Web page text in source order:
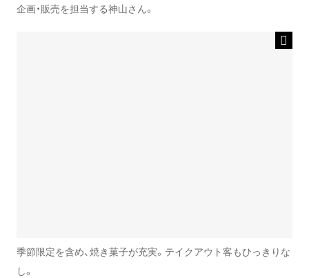
企画・販売を担当する神山さん。
季節限定を含め、焼き菓子が充実。テイクアウト客もひっきりな
し。